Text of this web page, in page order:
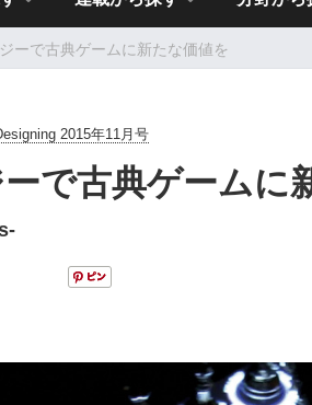
ーで古典ゲームに新たな価値を
2015年11月号
で古典ゲームに